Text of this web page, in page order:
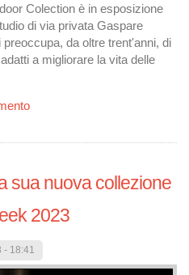
Colection è in esposizione
di via privata Gaspare
da oltre trent'anni, di
a migliorare la vita delle
le nuove lampade firmate Delta
sua nuova collezione
2023
- 18:41